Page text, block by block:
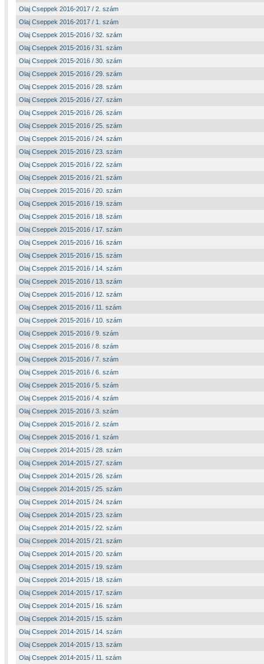
Olaj Cseppek 2016-2017 / 2. szám
Olaj Cseppek 2016-2017 / 1. szám
Olaj Cseppek 2015-2016 / 32. szám
Olaj Cseppek 2015-2016 / 31. szám
Olaj Cseppek 2015-2016 / 30. szám
Olaj Cseppek 2015-2016 / 29. szám
Olaj Cseppek 2015-2016 / 28. szám
Olaj Cseppek 2015-2016 / 27. szám
Olaj Cseppek 2015-2016 / 26. szám
Olaj Cseppek 2015-2016 / 25. szám
Olaj Cseppek 2015-2016 / 24. szám
Olaj Cseppek 2015-2016 / 23. szám
Olaj Cseppek 2015-2016 / 22. szám
Olaj Cseppek 2015-2016 / 21. szám
Olaj Cseppek 2015-2016 / 20. szám
Olaj Cseppek 2015-2016 / 19. szám
Olaj Cseppek 2015-2016 / 18. szám
Olaj Cseppek 2015-2016 / 17. szám
Olaj Cseppek 2015-2016 / 16. szám
Olaj Cseppek 2015-2016 / 15. szám
Olaj Cseppek 2015-2016 / 14. szám
Olaj Cseppek 2015-2016 / 13. szám
Olaj Cseppek 2015-2016 / 12. szám
Olaj Cseppek 2015-2016 / 11. szám
Olaj Cseppek 2015-2016 / 10. szám
Olaj Cseppek 2015-2016 / 9. szám
Olaj Cseppek 2015-2016 / 8. szám
Olaj Cseppek 2015-2016 / 7. szám
Olaj Cseppek 2015-2016 / 6. szám
Olaj Cseppek 2015-2016 / 5. szám
Olaj Cseppek 2015-2016 / 4. szám
Olaj Cseppek 2015-2016 / 3. szám
Olaj Cseppek 2015-2016 / 2. szám
Olaj Cseppek 2015-2016 / 1. szám
Olaj Cseppek 2014-2015 / 28. szám
Olaj Cseppek 2014-2015 / 27. szám
Olaj Cseppek 2014-2015 / 26. szám
Olaj Cseppek 2014-2015 / 25. szám
Olaj Cseppek 2014-2015 / 24. szám
Olaj Cseppek 2014-2015 / 23. szám
Olaj Cseppek 2014-2015 / 22. szám
Olaj Cseppek 2014-2015 / 21. szám
Olaj Cseppek 2014-2015 / 20. szám
Olaj Cseppek 2014-2015 / 19. szám
Olaj Cseppek 2014-2015 / 18. szám
Olaj Cseppek 2014-2015 / 17. szám
Olaj Cseppek 2014-2015 / 16. szám
Olaj Cseppek 2014-2015 / 15. szám
Olaj Cseppek 2014-2015 / 14. szám
Olaj Cseppek 2014-2015 / 13. szám
Olaj Cseppek 2014-2015 / 11. szám